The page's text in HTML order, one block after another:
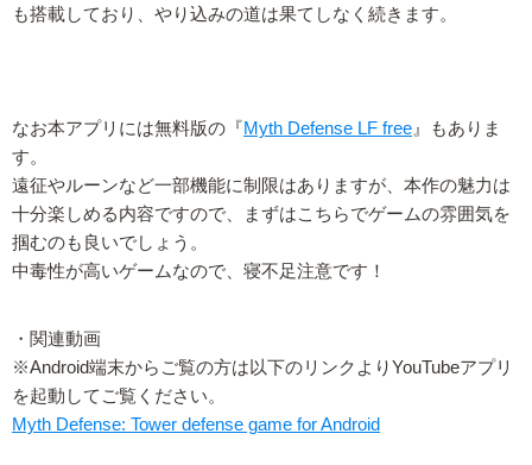
も搭載しており、やり込みの道は果てしなく続きます。
なお本アプリには無料版の『Myth Defense LF free』もありま
す。
遠征やルーンなど一部機能に制限はありますが、本作の魅力は
十分楽しめる内容ですので、まずはこちらでゲームの雰囲気を
掴むのも良いでしょう。
中毒性が高いゲームなので、寝不足注意です！
・関連動画
※Android端末からご覧の方は以下のリンクよりYouTubeアプリ
を起動してご覧ください。
Myth Defense: Tower defense game for Android